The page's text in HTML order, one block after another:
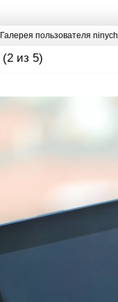
Галерея пользователя ninych
(2 из 5)